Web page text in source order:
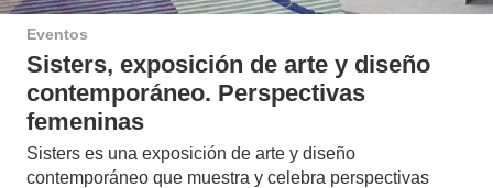
Eventos
Sisters, exposición de arte y diseño
contemporáneo. Perspectivas
femeninas
Sisters es una exposición de arte y diseño
contemporáneo que muestra y celebra perspectivas